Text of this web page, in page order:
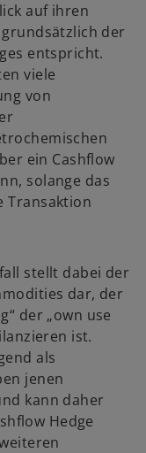
auf ihren
der
entspricht.
viele
von
ein Cashflow
solange das
Transaktion
stellt dabei der
dar, der
der „own use
ist.
als
jenen
kann daher
Hedge